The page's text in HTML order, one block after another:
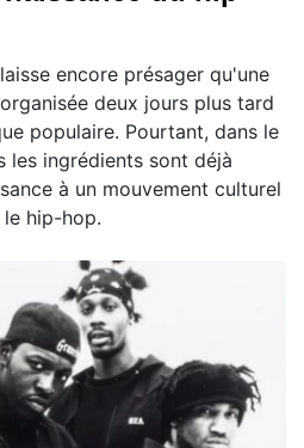
encore présager qu'une
deux jours plus tard
populaire. Pourtant, dans le
les ingrédients sont déjà
à un mouvement culturel
hip-hop.